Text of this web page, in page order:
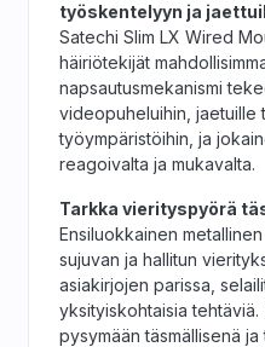
työskentelyyn ja
Satechi Slim LX Wired
häiriötekijät
napsautusmekanismi
videopuheluihin, jaetuille
työympäristöihin, ja
reagoivalta ja mukavalta.
Tarkka vierityspyörä
Ensiluokkainen
sujuvan ja hallitun
asiakirjojen parissa,
yksityiskohtaisia
pysymään täsmällisenä